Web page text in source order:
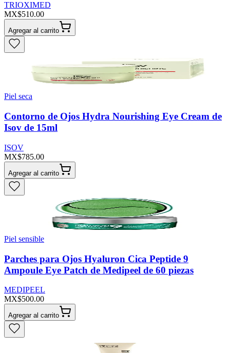
TRIOXIMED
MX$510.00
Agregar al carrito
Piel seca
Contorno de Ojos Hydra Nourishing Eye Cream de
Isov de 15ml
ISOV
MX$785.00
Agregar al carrito
Piel sensible
Parches para Ojos Hyaluron Cica Peptide 9
Ampoule Eye Patch de Medipeel de 60 piezas
MEDIPEEL
MX$500.00
Agregar al carrito